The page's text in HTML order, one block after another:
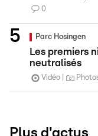
0
Parc Hosingen
Les premiers
neutralisés
Vidéo
Plus d'actus